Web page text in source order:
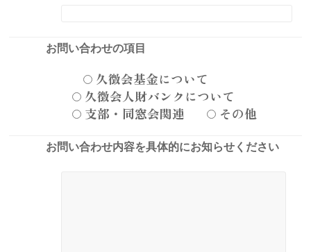
お問い合わせの項目
久徴会基金について
久徴会人財バンクについて
支部・同窓会関連
その他
お問い合わせ内容を具体的にお知らせください